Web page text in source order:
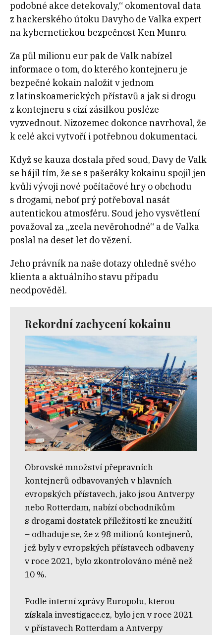
podobné akce detekovaly,“ okomentoval data
z hackerského útoku Davyho de Valka expert
na kybernetickou bezpečnost Ken Munro.
Za půl milionu eur pak de Valk nabízel
informace o tom, do kterého kontejneru je
bezpečné kokain naložit v jednom
z latinskoamerických přístavů a jak si drogu
z kontejneru s cizí zásilkou posléze
vyzvednout. Nizozemec dokonce navrhoval, že
k celé akci vytvoří i potřebnou dokumentaci.
Když se kauza dostala před soud, Davy de Valk
se hájil tím, že se s pašeráky kokainu spojil jen
kvůli vývoji nové počítačové hry o obchodu
s drogami, neboť prý potřeboval nasát
autentickou atmosféru. Soud jeho vysvětlení
považoval za „zcela nevěrohodné“ a de Valka
poslal na deset let do vězení.
Jeho právník na naše dotazy ohledně svého
klienta a aktuálního stavu případu
neodpověděl.
Rekordní zachycení kokainu
Obrovské množství přepravních
kontejnerů odbavovaných v hlavních
evropských přístavech, jako jsou Antverpy
nebo Rotterdam, nabízí obchodníkům
s drogami dostatek příležitostí ke zneužití
– odhaduje se, že z 98 milionů kontejnerů,
jež byly v evropských přístavech odbaveny
v roce 2021, bylo zkontrolováno méně než
10 %.
Podle interní zprávy Europolu, kterou
získala investigace.cz, bylo jen v roce 2021
v přístavech Rotterdam a Antverpy